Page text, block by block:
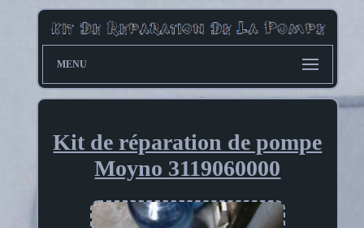
MENU
Kit de réparation de pompe
Moyno 3119060000